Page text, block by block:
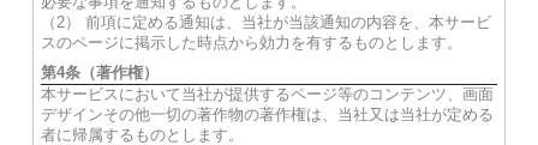
（2） 前項に定める通知は、当社が当該通知の内容を、本サービ
スのページに掲示した時点から効力を有するものとします。
第4条（著作権）
本サービスにおいて当社が提供するページ等のコンテンツ、画面
デザインその他一切の著作物の著作権は、当社又は当社が定める
者に帰属するものとします。